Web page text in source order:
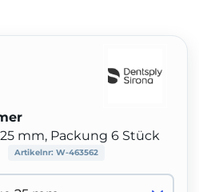
mm, Packung 6 Stück
Artikelnr: W-463562